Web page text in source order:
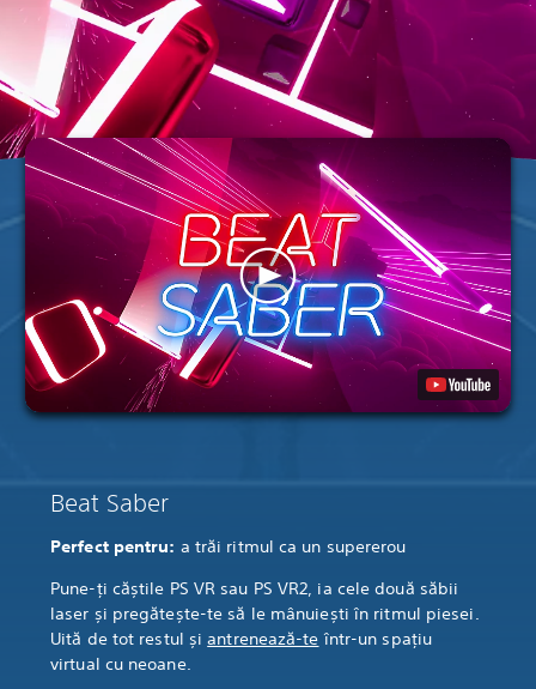
Beat Saber
Perfect pentru: a trăi ritmul ca un supererou
Pune-ți căștile PS VR sau PS VR2, ia cele două săbii
laser și pregătește-te să le mânuiești în ritmul piesei.
Uită de tot restul șiantrenează-te într-un spațiu
virtual cu neoane.